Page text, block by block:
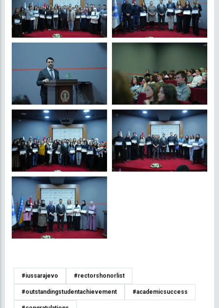
#iussarajevo #rectorshonorlist
#outstandingstudentachievement #academicsuccess